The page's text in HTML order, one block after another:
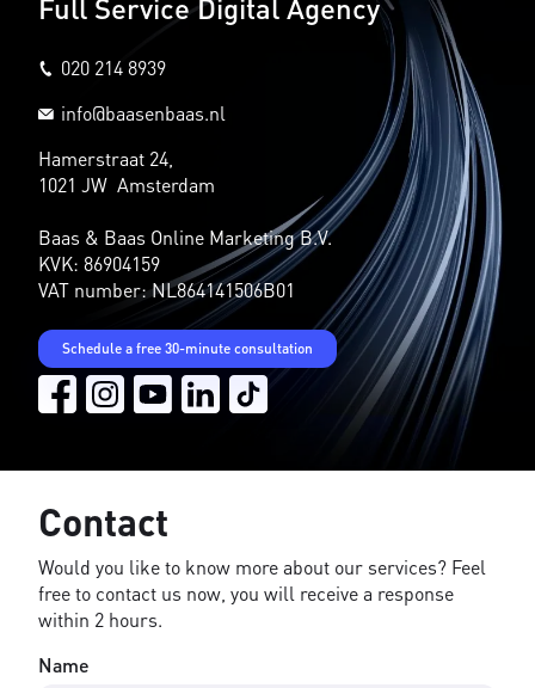
020 214 8939
info@baasenbaas.nl
Hamerstraat 24,
1021 JW Amsterdam
Baas & Baas Online Marketing B.V.
KVK: 86904159
VAT number: NL864141506B01
Schedule a free 30-minute consultation
Contact
Would you like to know more about our services? Feel
free to contact us now, you will receive a response
within 2 hours.
Name